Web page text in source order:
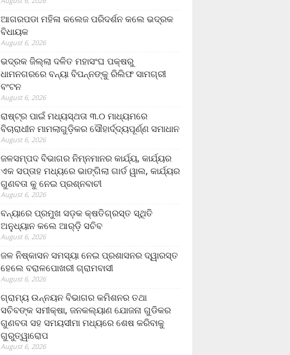
ଆଗରପଡା ମହିଳା କଲେଜ ପରିଦର୍ଶନ କଲେ ଭଦ୍ରକ
ବିଧାୟକ
August 6, 2026
ଭଦ୍ରକ ଜିଲ୍ଲା ଦଳିତ ମହାସଂଘ ପକ୍ଷରୁ
ଧାମନଗରରେ ବନ୍ୟା ବିପନ୍ନଙ୍କୁ ରିଲିଫ ସାମଗ୍ରୀ
ବଂଟନ
August 6, 2026
ରାଷ୍ଟ୍ର ପାଇଁ ମଧ୍ୟସ୍ଥତା ୩.୦ ମାଧ୍ୟମରେ
ବିଚାରାଧୀନ ମାମଲାଗୁଡ଼ିକର ସୌହାର୍ଦ୍ଦ୍ୟପୂର୍ଣ୍ଣ ସମାଧାନ
August 6, 2026
ଜଳସମ୍ପଦ ବିଭାଗର ନିମ୍ନମାନର କାର୍ଯ୍ୟ, କାର୍ଯ୍ୟର
ଏକ ସପ୍ତାହ ମଧ୍ୟରେ ଭାଙ୍ଗିଲା ଗାର୍ଡ ୱାଲ, କାର୍ଯ୍ୟର
ଗୁଣବତା କୁ ନେଇ ପ୍ରଶ୍ନବାଚୀ
August 6, 2026
ବନ୍ୟାରେ ପ୍ରମୁଖ ସଡ଼କ କ୍ଷତିଗ୍ରସ୍ତ ସ୍ଥିତି
ଅନୁଧ୍ୟାନ କଲେ ଆର୍‌ଡ଼ି ସଚିବ
August 6, 2026
ଜଳ ନିଷ୍କାସନ ସମସ୍ୟା ନେଇ ପ୍ରଶାସନର ଦ୍ୱାରସ୍ତ
ହେଲେ ବରାଳପୋଖରୀ ଗ୍ରାମବାସୀ
August 6, 2026
ଗ୍ରାମ୍ୟ ଉନ୍ନୟନ ବିଭାଗର କମିଶନର ତଥା
ସଚିବଙ୍କ ସମୀକ୍ଷା, ଜନକଲ୍ୟାଣ ଯୋଜନା ଗୁଡିକର
ଗୁଣବତା ସହ ସମୟସୀମା ମଧ୍ୟରେ ଶେଷ କରିବାକୁ
ଗୁରୁତ୍ୱାରୋପ
August 6, 2026